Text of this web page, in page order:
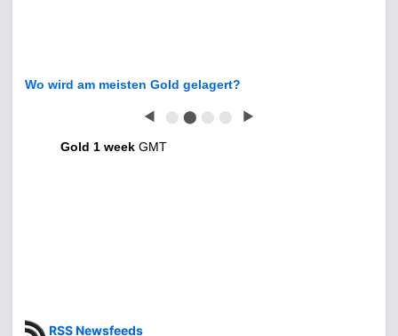
Wo wird am meisten Gold gelagert?
◀ ⬤ ⬤ ⬤ ⬤ ▶
Gold 1 week GMT
RSS Newsfeeds